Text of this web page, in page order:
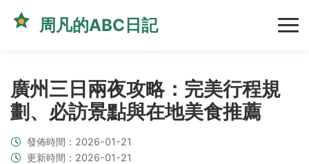
周凡的ABC日記
廣州三日兩夜攻略：完美行程規
劃、必訪景點與在地美食推薦
發佈時間：2026-01-21
更新時間：2026-01-21